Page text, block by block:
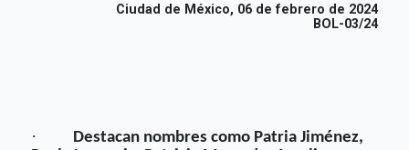
Ciudad de México, 06 de febrero de 2024
BOL-03/24
·
Destacan nombres como Patria Jiménez,